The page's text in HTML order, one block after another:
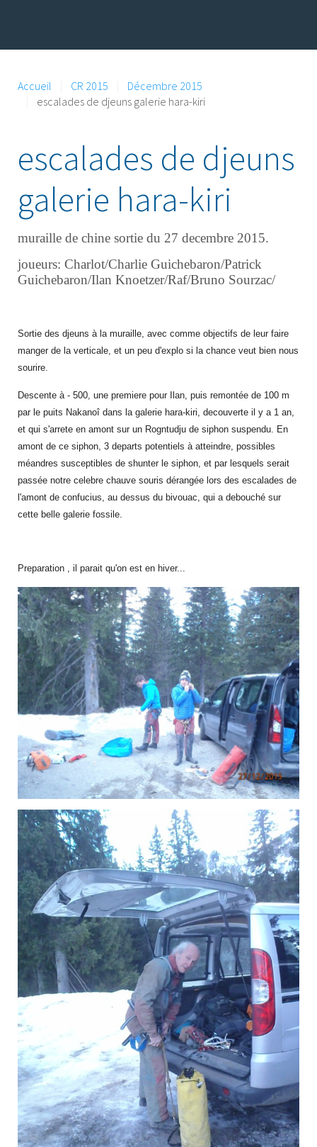
Accueil CR 2015
Décembre 2015
escalades de djeuns galerie hara-kiri
escalades de djeuns
galerie hara-kiri
muraille de chine sortie du 27 decembre 2015.
joueurs: Charlot/Charlie Guichebaron/Patrick
Guichebaron/Ilan Knoetzer/Raf/Bruno Sourzac/
Sortie des djeuns à la muraille, avec comme objectifs de leur faire
manger de la verticale, et un peu d'explo si la chance veut bien nous
sourire.
Descente à - 500, une premiere pour Ilan, puis remontée de 100 m
par le puits Nakanoî dans la galerie hara-kiri, decouverte il y a 1 an,
et qui s'arrete en amont sur un Rogntudju de siphon suspendu. En
amont de ce siphon, 3 departs potentiels à atteindre, possibles
méandres susceptibles de shunter le siphon, et par lesquels serait
passée notre celebre chauve souris dérangée lors des escalades de
l'amont de confucius, au dessus du bivouac, qui a debouché sur
cette belle galerie fossile.
Preparation , il parait qu'on est en hiver...